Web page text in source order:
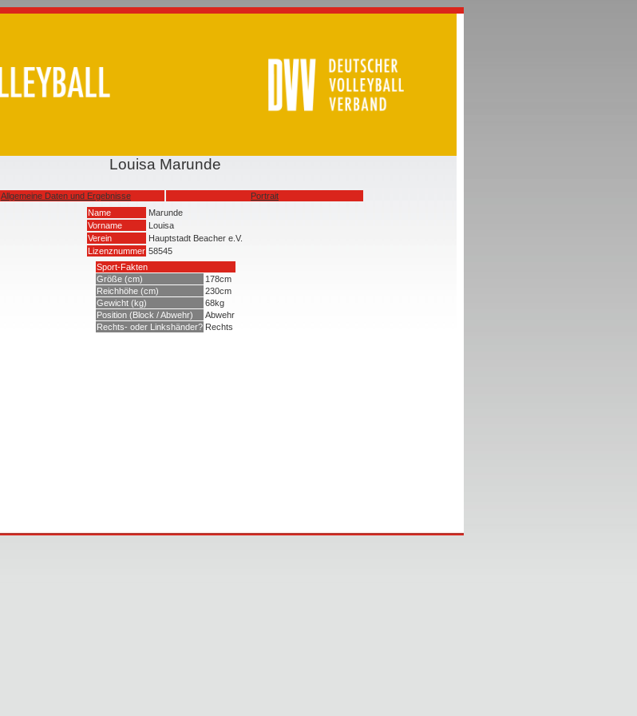
Louisa Marunde
Allgemeine Daten und Ergebnisse
Portrait
Name
Marunde
Vorname
Louisa
Verein
Hauptstadt Beacher e.V.
Lizenznummer 58545
Sport-Fakten
Größe (cm)
178cm
Reichhöhe (cm)
230cm
Gewicht (kg)
68kg
Position (Block / Abwehr)
Abwehr
Rechts- oder Linkshänder? Rechts